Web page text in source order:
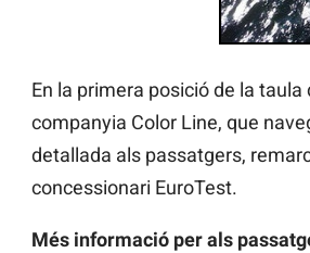
En la primera posició de la
companyia Color Line, que
detallada als passatgers,
concessionari EuroTest.
Més informació per als